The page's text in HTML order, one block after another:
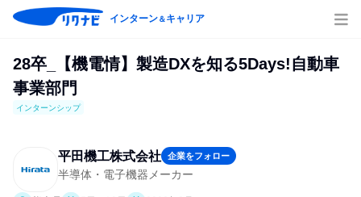
インターン＆キャリア
28卒_【機電情】製造DXを知る5Days!自動車
事業部門
インターンシップ
平田機工株式会社 企業をフォロー
半導体・電子機器メーカー